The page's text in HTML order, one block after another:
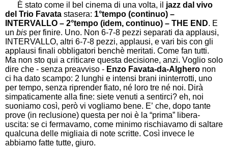
È stato come il bel cinema di una volta, il jazz dal vivo
del Trio Favata stasera: 1°tempo (continuo) –
INTERVALLO – 2°tempo (idem, continuo) – THE END. E
un bis per finire. Uno. Non 6-7-8 pezzi separati da applausi,
INTERVALLO, altri 6-7-8 pezzi, applausi, e vari bis con gli
applausi finali obbligatori benchè meritati. Come fan tutti.
Ma non sto qui a criticare questa decisione, anzi. Voglio solo
dire che - senza preavviso - Enzo Favata-da-Alghero non
ci ha dato scampo: 2 lunghi e intensi brani ininterrotti, uno
per tempo, senza riprender fiato, né loro tre né noi. Dirà
simpaticamente alla fine: siete venuti a sentirci? eh, noi
suoniamo così, però vi vogliamo bene. E’ che, dopo tante
prove (in reclusione) questa per noi è la “prima” libera-
uscita: se ci fermavamo, come minimo rischiavamo di saltare
qualcuna delle migliaia di note scritte. Così invece le
abbiamo fatte tutte, giuro.